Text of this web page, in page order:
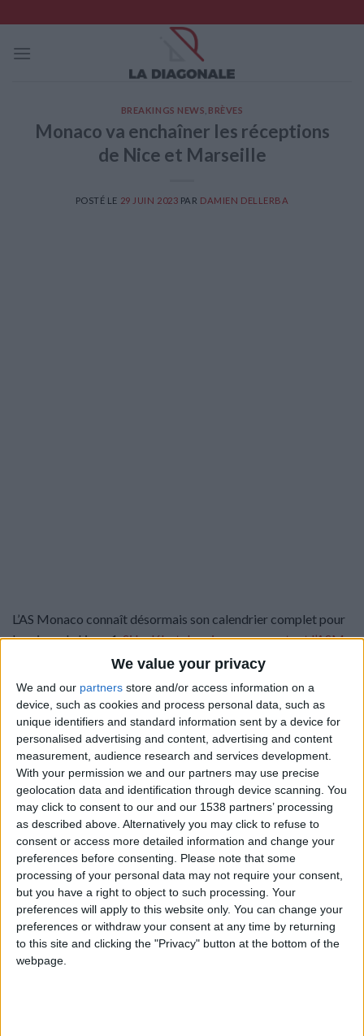
We value your privacy
We and our partners store and/or access information on a
device, such as cookies and process personal data, such as
unique identifiers and standard information sent by a device for
personalised advertising and content, advertising and content
measurement, audience research and services development.
With your permission we and our partners may use precise
geolocation data and identification through device scanning. You
may click to consent to our and our 1538 partners’ processing
as described above. Alternatively you may click to refuse to
consent or access more detailed information and change your
preferences before consenting.
Please note that some
processing of your personal data may not require your consent,
but you have a right to object to such processing. Your
preferences will apply to this website only. You can change your
preferences or withdraw your consent at any time by returning
to this site and clicking the "Privacy" button at the bottom of the
webpage.
to
content
BREAKINGS NEWS BRÈVES
Monaco va enchaîner les réceptions
de Nice et Marseille
POSTÉ LE 29 JUIN 2023 PAR DAMIEN DELLERBA
L’AS Monaco connaît désormais son calendrier complet pour
la saison de Ligue 1.Si le début de saison verra surtout l’ASM
affronter des équipes qui ont terminé dans la seconde moitié
plus chargé avec les réceptions coup sur coup de l’OGC Nice
(6ejournée, le week-end des 23 et 24 septembre) et de
l’Olympique de Marseille (7 ejournée, le week-end des 30
septembre et 1er octobre). Les rencontres de la phase retour
face à ces deux formations auront forcément lieu en 2024.
Monaco ira au Vélodrome pour jouer l’OM le week-end des
27 et 28 janvier (19ejournée) avant de jouer Nice le week-end
des 10 et 11 février (21
e journée).
D’autres affiches seront également très attendues, et
notamment face au favori naturel de cette Ligue 1, le PSG.
L’ASM affrontera le champion sortant pour la première fois
de la saison au Parc des Princes, à l’occasion de la 13ejournée
de Ligue 1. Le match retour au stade Louis-II aura lieu quant à